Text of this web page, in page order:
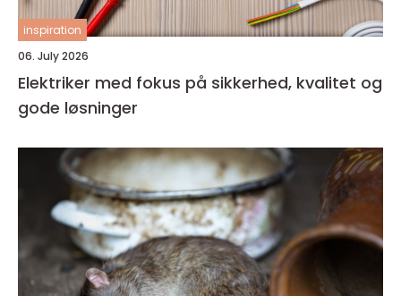
inspiration
06. July 2026
Elektriker med fokus på sikkerhed, kvalitet og
gode løsninger